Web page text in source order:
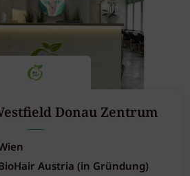
Donau Zentrum
Austria (in Gründung)